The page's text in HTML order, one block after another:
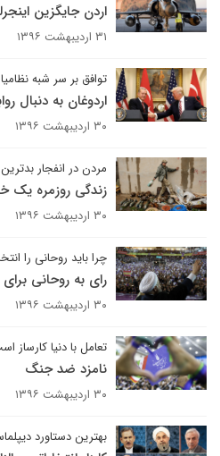
اردن جایگزین
۳۱ اردیبهشت ۱۳۹۶
توافق بر سر شبه
اردوغان به دنبال
۳۰ اردیبهشت ۱۳۹۶
مردن در انفجار
زندگی روزمره یک
۳۰ اردیبهشت ۱۳۹۶
چرا باید روحانی را
رای به روحانی
۳۰ اردیبهشت ۱۳۹۶
تعامل با دنیا کارساز
نامزد ضد جنگ
۳۰ اردیبهشت ۱۳۹۶
بهترین دستاورد